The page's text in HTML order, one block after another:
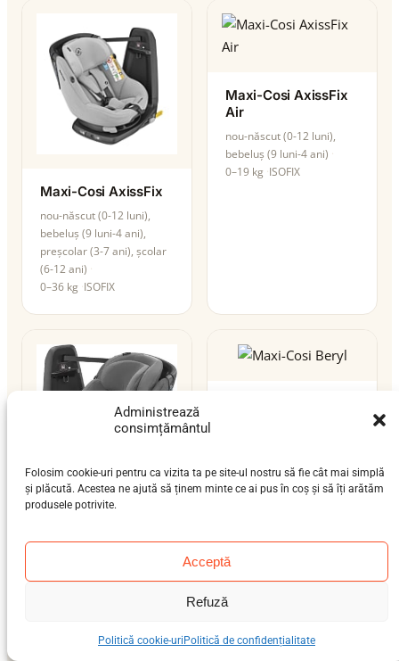
Administrează
consimțământul
Folosim cookie-uri pentru ca vizita ta pe site-ul nostru să fie cât mai simplă
și plăcută. Acestea ne ajută să ținem minte ce ai pus în coș și să îți arătăm
produsele potrivite.
Acceptă
Refuză
Politică cookie-uri Politică de confidențialitate
Maxi-Cosi AxissFix
nou-născut (0-12 luni),
bebeluș (9 luni-4 ani),
preșcolar (3-7 ani), școlar
(6-12 ani)
0–36 kg ISOFIX
Maxi-Cosi AxissFix
Air
nou-născut (0-12 luni),
bebeluș (9 luni-4 ani)
0–19 kg ISOFIX
Plus
bebeluș (9 luni-4 ani)
0–36 kg ISOFIX i-Size